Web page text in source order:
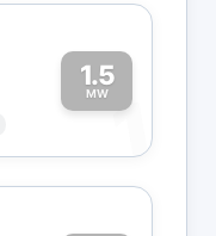
1.5
MW1